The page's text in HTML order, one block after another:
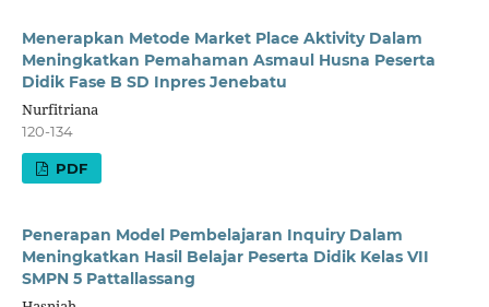
Menerapkan Metode Market Place Aktivity Dalam
Meningkatkan Pemahaman Asmaul Husna Peserta
Didik Fase B SD Inpres Jenebatu
Nurfitriana
120-134
PDF
Penerapan Model Pembelajaran Inquiry Dalam
Meningkatkan Hasil Belajar Peserta Didik Kelas VII
SMPN 5 Pattallassang